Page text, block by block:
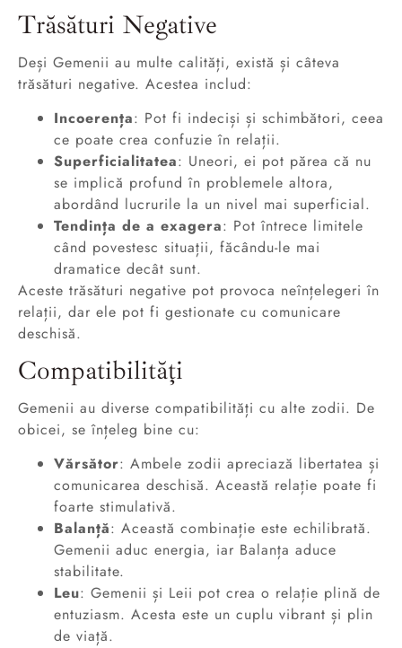
Trăsături Negative
Deși Gemenii au multe calități, există și câteva
trăsături negative. Acestea includ:
Incoerența: Pot fi indeciși și schimbători, ceea
ce poate crea confuzie în relații.
Superficialitatea: Uneori, ei pot părea că nu
se implică profund în problemele altora,
abordând lucrurile la un nivel mai superficial.
Tendința de a exagera: Pot întrece limitele
când povestesc situații, făcându-le mai
dramatice decât sunt.
Aceste trăsături negative pot provoca neînțelegeri în
relații, dar ele pot fi gestionate cu comunicare
deschisă.
Compatibilități
Gemenii au diverse compatibilități cu alte zodii. De
obicei, se înțeleg bine cu:
Vărsător: Ambele zodii apreciază libertatea și
comunicarea deschisă. Această relație poate fi
foarte stimulativă.
Balanță: Această combinație este echilibrată.
Gemenii aduc energia, iar Balanța aduce
stabilitate.
Leu: Gemenii și Leii pot crea o relație plină de
entuziasm. Acesta este un cuplu vibrant și plin
de viață.